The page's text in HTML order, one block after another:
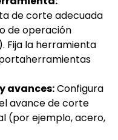
de corte adecuada
de operación
Fija la herramienta
avances:Configura
avance de corte
(por ejemplo, acero,